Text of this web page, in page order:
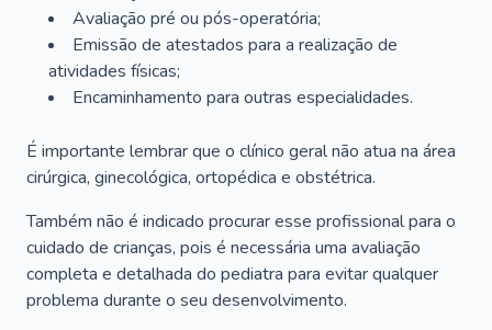
Avaliação pré ou pós-operatória;
Emissão de atestados para a realização de
atividades físicas;
Encaminhamento para outras especialidades.
É importante lembrar que o clínico geral não atua na área
cirúrgica, ginecológica, ortopédica e obstétrica.
Também não é indicado procurar esse profissional para o
cuidado de crianças, pois é necessária uma avaliação
completa e detalhada do pediatra para evitar qualquer
problema durante o seu desenvolvimento.